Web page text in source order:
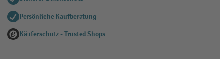
Persönliche Kaufberatung
Käuferschutz - Trusted Shops